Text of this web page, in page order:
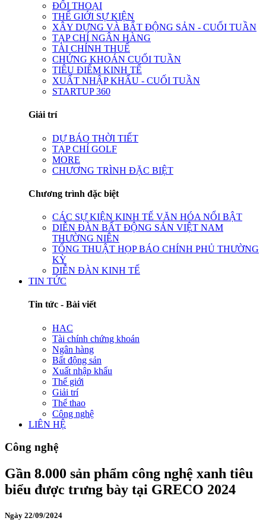
ĐỐI THOẠI
THẾ GIỚI SỰ KIỆN
XÂY DỰNG VÀ BẤT ĐỘNG SẢN - CUỐI TUẦN
TẠP CHÍ NGÂN HÀNG
TÀI CHÍNH THUẾ
CHỨNG KHOÁN CUỐI TUẦN
TIÊU ĐIỂM KINH TẾ
XUẤT NHẬP KHẨU - CUỐI TUẦN
STARTUP 360
Giải trí
DỰ BÁO THỜI TIẾT
TẠP CHÍ GOLF
MORE
CHƯƠNG TRÌNH ĐẶC BIỆT
Chương trình đặc biệt
CÁC SỰ KIỆN KINH TẾ VĂN HÓA NỔI BẬT
DIỄN ĐÀN BẤT ĐỘNG SẢN VIỆT NAM
THƯỜNG NIÊN
TỔNG THUẬT HỌP BÁO CHÍNH PHỦ THƯỜNG
KỲ
DIỄN ĐÀN KINH TẾ
TIN TỨC
Tin tức - Bài viết
HAC
Tài chính chứng khoán
Ngân hàng
Bất động sản
Xuất nhập khẩu
Thế giới
Giải trí
Thể thao
Công nghệ
LIÊN HỆ
Công nghệ
Gần 8.000 sản phẩm công nghệ xanh tiêu
biểu được trưng bày tại GRECO 2024
Ngày 22/09/2024